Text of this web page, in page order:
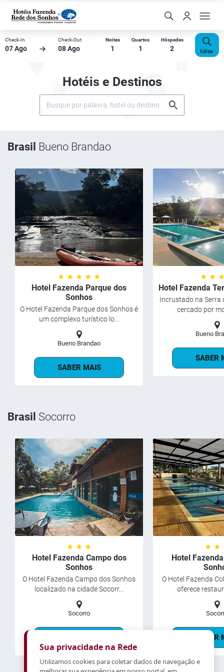
Check-In
07 Ago
Check-Out
08 Ago
Noites
1
Quartos
1
Hóspedes
2 Editar
Hotéis e Destinos
Brasil Bueno Brandao
★ ★ ★ ★ ★
Hotel Fazenda Parque dos
Sonhos
O Hotel Fazenda Parque dos Sonhos é
um complexo turístico lo...
Bueno Brandao
SABER MAIS
★ ★
Hotel Fazenda
Incrustado na Serra
cercado por
Bueno
SABER
Brasil Socorro
★ ★ ★
Hotel Fazenda Campo dos
Sonhos
O Hotel Fazenda Campo dos Sonhos
localizado na cidade Socorr...
Socorro
★ ★
Hotel
O Hotel Fazenda
oferece
SABER
Sua privacidade na Rede
Utilizamos cookies para coletar dados de navegação e